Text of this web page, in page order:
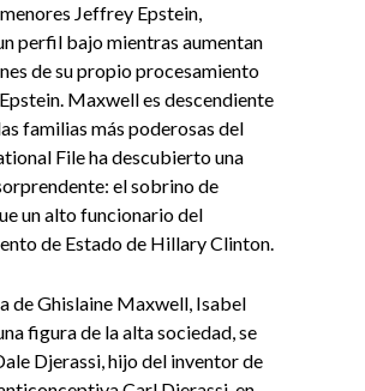
Jeffrey Epstein,
perfil bajo mientras aumentan
de su propio procesamiento
Maxwell es descendiente
familias más poderosas del
File ha descubierto una
el sobrino de
un alto funcionario del
de Estado de Hillary Clinton.
de Ghislaine Maxwell, Isabel
figura de la alta sociedad, se
Djerassi, hijo del inventor de